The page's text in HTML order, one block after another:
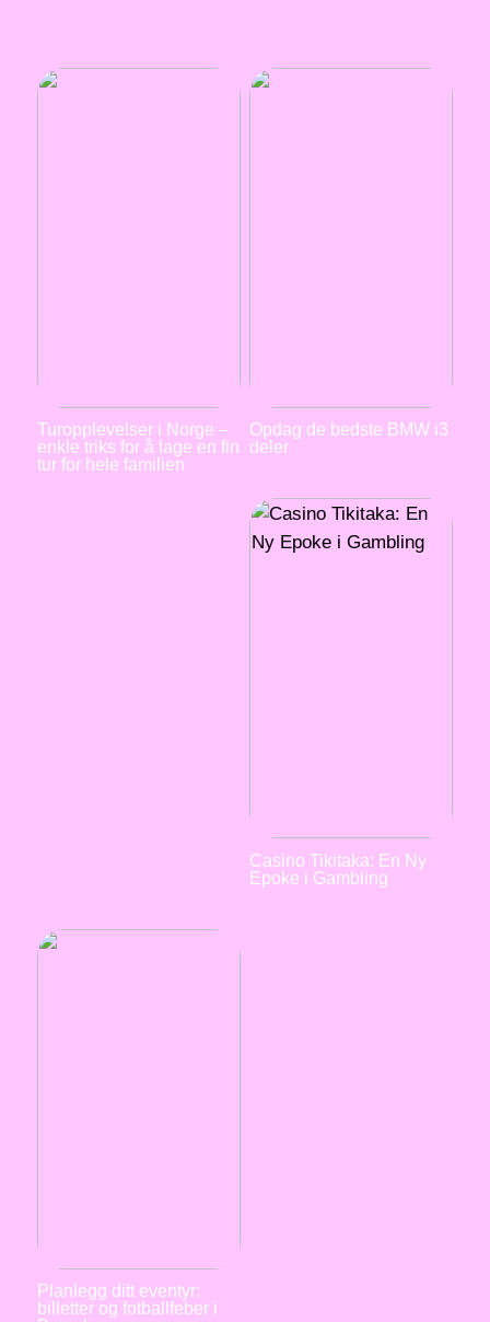
Turopplevelser i Norge –
enkle triks for å lage en fin
tur for hele familien
Opdag de bedste BMW i3
deler
Casino Tikitaka: En Ny
Epoke i Gambling
Planlegg ditt eventyr:
billetter og fotballfeber i